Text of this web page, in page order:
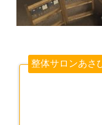
整体サロンあさ